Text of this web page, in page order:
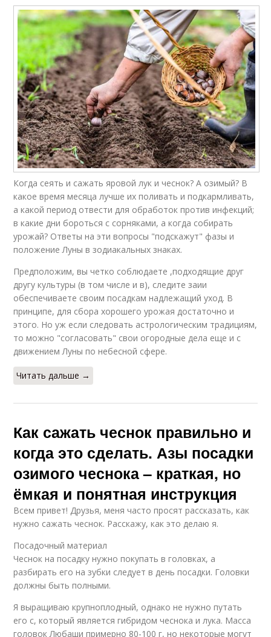
Когда сеять и сажать яровой лук и чеснок? А озимый? В
какое время месяца лучше их поливать и подкармливать,
а какой период отвести для обработок против инфекций;
в какие дни бороться с сорняками, а когда собирать
урожай? Ответы на эти вопросы "подскажут" фазы и
положение Луны в зодиакальных знаках.
Предположим, вы четко соблюдаете ,подходящие друг
другу культуры (в том числе и в), следите заии
обеспечиваете своим посадкам надлежащий уход. В
принципе, для сбора хорошего урожая достаточно и
этого. Но уж если следовать астрологическим традициям,
то можно "согласовать" свои огородные дела еще и с
движением Луны по небесной сфере.
Читать дальше →
Как сажать чеснок правильно и
когда это сделать. Азы посадки
озимого чеснока – краткая, но
ёмкая и понятная инструкция
Всем привет! Друзья, меня часто просят рассказать, как
нужно сажать чеснок. Расскажу, как это делаю я.
Посадочный материал
Чеснок на посадку нужно покупать в головках, а
разбирать его на зубки следует в день посадки. Головки
должны быть полными.
Я выращиваю крупноплодный, однако не нужно путать
его с, который является гибридом чеснока и лука. Масса
головок Любаши примерно 80-100 г, но некоторые могут